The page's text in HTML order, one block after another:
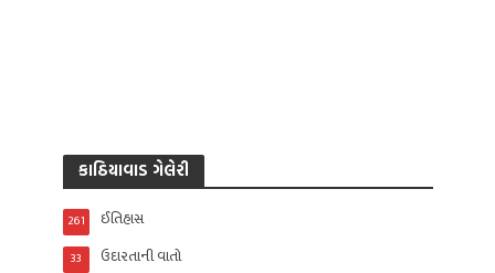
કાઠિયાવાડ ગેલેરી
ઈતિહાસ
261
ઉદારતાની વાતો
33